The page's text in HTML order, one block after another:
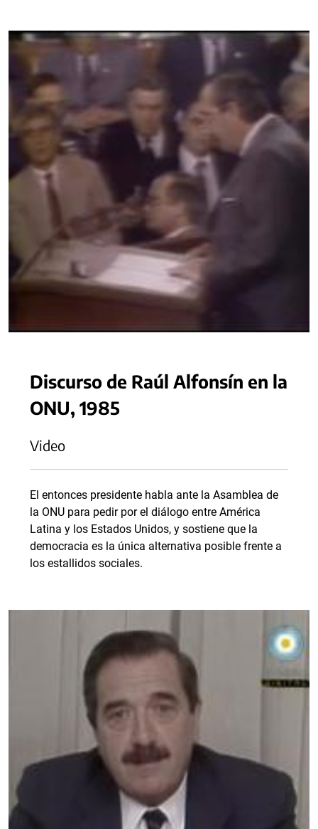
Discurso de Raúl Alfonsín en la
ONU, 1985
Video
El entonces presidente habla ante la Asamblea de
la ONU para pedir por el diálogo entre América
Latina y los Estados Unidos, y sostiene que la
democracia es la única alternativa posible frente a
los estallidos sociales.